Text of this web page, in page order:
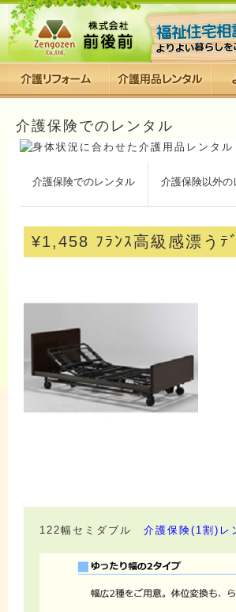
介護保険でのレンタル
介護保険でのレンタル 介護保険以外の
¥1,458 ﾌﾗﾝｽ高級感漂うﾃ
122幅セミダブル 介護保険(1割)レ